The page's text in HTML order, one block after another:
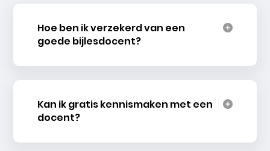
Hoe ben ik verzekerd van een
goede bijlesdocent?
Kan ik gratis kennismaken met een
docent?